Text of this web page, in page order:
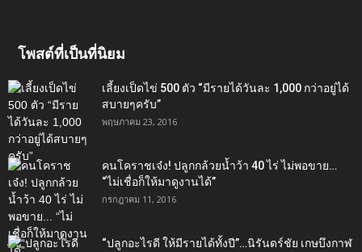
โพสต์ที่เป็นที่นิยม
เลี้ยงเป็ดไข่ 500 ตัว “มีรายได้วันละ 1,000 กว่าอยู่ได้
สบายๆครับ”
พฤษภาคม 23, 2016
คนโคราชเจ๋ง! ปลูกกล้วยน้ำว้า 40 ไร่ ไม่พอขาย…
“ไม่เชื่อก็ให้มาดูงานได้”‬
กรกฎาคม 11, 2016
“ปลูกอะไรดี ให้มีรายได้ทั้งปี”…นิรันดร์ชัย เกษบึงกาฬ